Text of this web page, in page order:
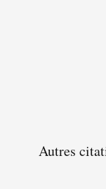
Autres